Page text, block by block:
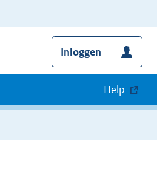
Inloggen
Help